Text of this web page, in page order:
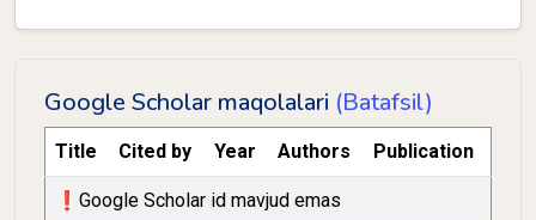
Google Scholar maqolalari (Batafsil)
Title Cited by Year Authors Publication
❗️Google Scholar id mavjud emas